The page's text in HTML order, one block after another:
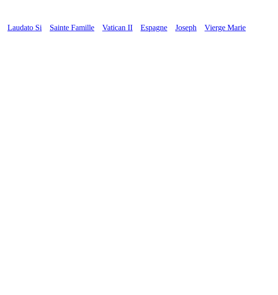
Laudato Si Sainte Famille Vatican II Espagne Joseph
Vierge Marie